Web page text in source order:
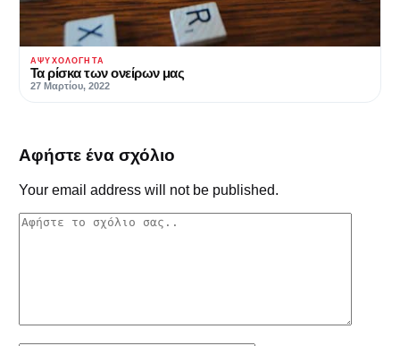
ΑΨΥΧΟΛΌΓΗΤΑ
Τα ρίσκα των ονείρων μας
27 Μαρτίου, 2022
Αφήστε ένα σχόλιο
Your email address will not be published.